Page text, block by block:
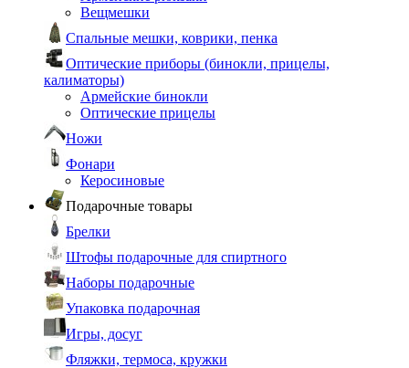
Вещмешки
Спальные мешки, коврики, пенка
Оптические приборы (бинокли, прицелы,
калиматоры)
Армейские бинокли
Оптические прицелы
Ножи
Фонари
Керосиновые
Подарочные товары
Брелки
Штофы подарочные для спиртного
Наборы подарочные
Упаковка подарочная
Игры, досуг
Фляжки, термоса, кружки